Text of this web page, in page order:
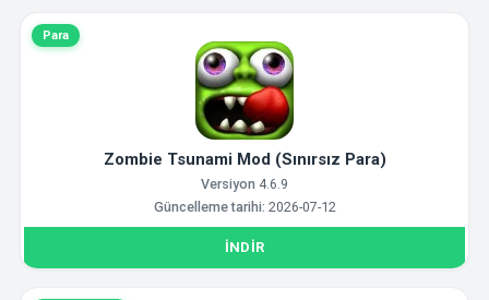
Para
Zombie Tsunami Mod (Sınırsız Para)
Versiyon 4.6.9
Güncelleme tarihi: 2026-07-12
İNDIR